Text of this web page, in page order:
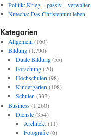
Politik: Krieg – passiv – verwalten
Nmecha: Das Christentum leben
Kategorien
Allgemein (160)
Bildung(1.790)
Duale Bildung(55)
Forschung(70)
Hochschulen (98)
Kindergarten (108)
Schulen (333)
Business(1.260)
Dienste(354)
Architekt(11)
Fotografie(6)